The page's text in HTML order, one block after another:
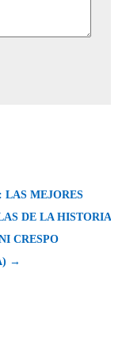
LAS MEJORES
DE LA HISTORIA
CRESPO
→